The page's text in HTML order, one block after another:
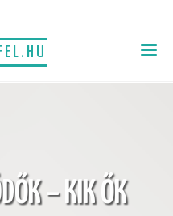
– KIK ŐK